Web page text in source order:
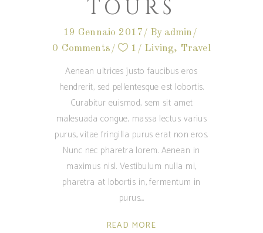
TOURS
19 Gennaio 2017 By admin
0 Comments
1 Living, Travel
Aenean ultrices justo faucibus eros
hendrerit, sed pellentesque est lobortis.
Curabitur euismod, sem sit amet
malesuada congue, massa lectus varius
purus, vitae fringilla purus erat non eros.
Nunc nec pharetra lorem. Aenean in
maximus nisl. Vestibulum nulla mi,
pharetra at lobortis in, fermentum in
purus.
READ MORE